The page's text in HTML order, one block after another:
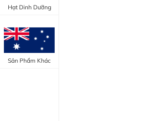
Hạt Dinh Dưỡng
Sản Phẩm Khác